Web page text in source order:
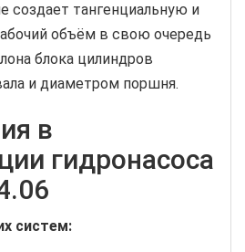
создает тангенциальную и
объём в свою очередь
блока цилиндров
и диаметром поршня.
в
гидронасоса
систем: